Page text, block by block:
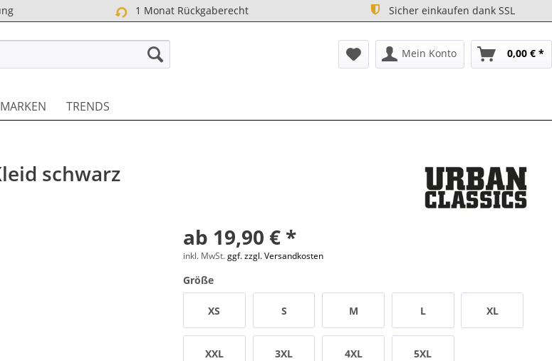
1 Monat Rückgaberecht Sicher einkaufen dank SSL
Mein Konto 0,00 € *
MARKEN TRENDS
schwarz
ab 19,90 € *
inkl. MwSt.ggf. zzgl. Versandkosten
Größe
XS S M L XL
XXL 3XL 4XL 5XL